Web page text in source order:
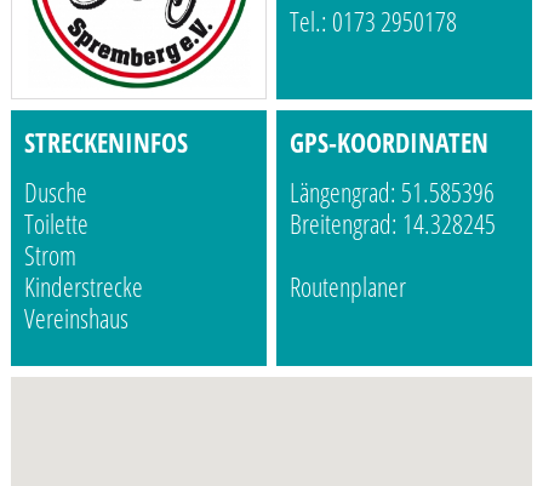
Tel.: 0173 2950178
STRECKENINFOS
Dusche
Toilette
Strom
Kinderstrecke
Vereinshaus
GPS-KOORDINATEN
Längengrad: 51.585396
Breitengrad: 14.328245
Routenplaner